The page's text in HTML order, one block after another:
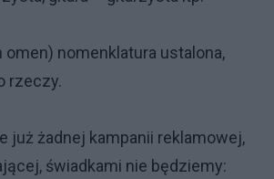
omen) nomenklatura ustalona,
rzeczy.
już żadnej kampanii reklamowej,
świadkami nie będziemy: